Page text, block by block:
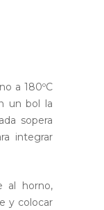
a 180ºC
un bol la
sopera
integrar
al horno,
y colocar